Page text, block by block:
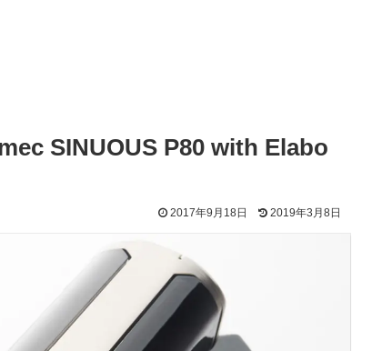
SINUOUS P80 with Elabo
2017年9月18日 2019年3月8日